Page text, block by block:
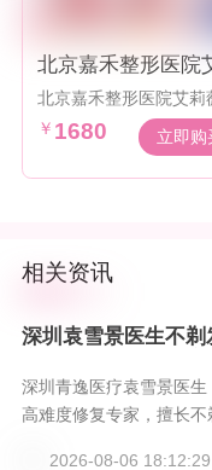
北京嘉禾整形医院
薇传奇1680元起~
北京嘉禾整形医院艾莉
奇1680元起，轮廓美
场扫码验真
￥ 1680 立即购
相关资讯
深圳袁雪景医生不
享，新颜智尚小程
预约！
深圳青逸医疗袁雪景医
高难度修复专家，擅长不
2026-08-06 18:12:29